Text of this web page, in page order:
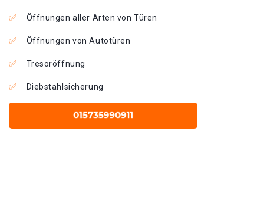
Öffnungen aller Arten von Türen
Öffnungen von Autotüren
Tresoröffnung
Diebstahlsicherung